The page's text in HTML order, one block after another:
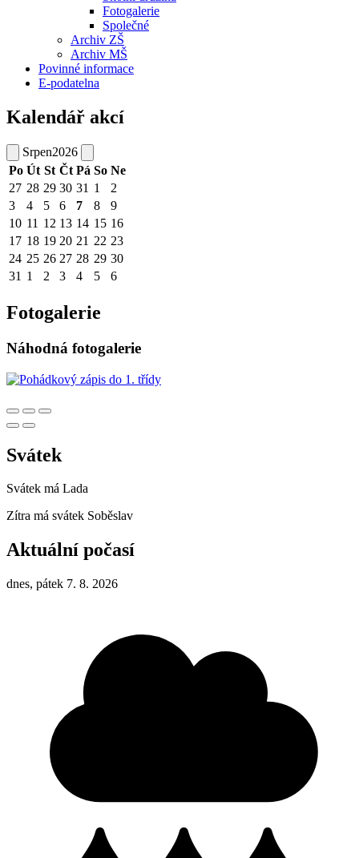
Fotogalerie
Společné
Archiv ZŠ
Archiv MŠ
Povinné informace
E-podatelna
Kalendář akcí
Srpen2026
Po Út St Čt Pá So Ne
27 28 29 30 31 1
2
3
4 5 6 7 8
9
10 11 12 13 14 15 16
17 18 19 20 21 22 23
24 25 26 27 28 29 30
31 1 2 3 4 5 6
Fotogalerie
Náhodná fotogalerie
Svátek
Svátek má Lada
Zítra má svátek Soběslav
Aktuální počasí
dnes, pátek 7. 8. 2026